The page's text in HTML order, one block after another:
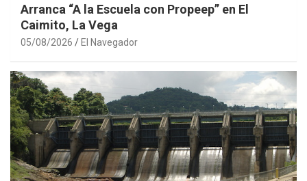
Arranca “A la Escuela con Propeep” en El
Caimito, La Vega
05/08/2026 El Navegador